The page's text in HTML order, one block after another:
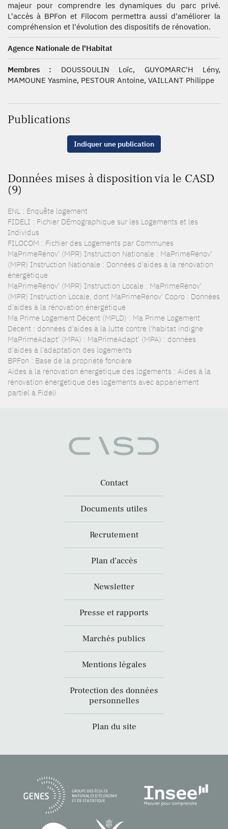
majeur pour comprendre les dynamiques du parc privé.
L'accès à BPFon et Filocom permettra aussi d'améliorer la
compréhension et l'évolution des dispositifs de rénovation.
Agence Nationale de l'Habitat
Membres : DOUSSOULIN Loïc, GUYOMARC'H Lény,
MAMOUNE Yasmine, PESTOUR Antoine, VAILLANT Philippe
Publications
Indiquer une publication
Données mises à disposition via le CASD
(9)
ENL : Enquête logement
FIDELI : Fichier DÉmographique sur les Logements et les
Individus
FILOCOM : Fichier des Logements par Communes
MaPrimeRénov' (MPR) Instruction Nationale : MaPrimeRénov'
(MPR) Instruction Nationale : Données d'aides à la rénovation
énergétique
MaPrimeRénov' (MPR) Instruction Locale : MaPrimeRénov'
(MPR) Instruction Locale, dont MaPrimeRénov' Copro : Données
d'aides à la rénovation énergétique
Ma Prime Logement Décent (MPLD) : Ma Prime Logement
Décent : données d'aides à la lutte contre l'habitat indigne
MaPrimeAdapt' (MPA) : MaPrimeAdapt' (MPA) : données
d'aides à l'adaptation des logements
BPFon : Base de la propriété foncière
Aides à la rénovation énergétique des logements : Aides à la
rénovation énergétique des logements avec appariement
partiel à Fideli
Contact
Documents utiles
Recrutement
Plan d’accès
Newsletter
Presse et rapports
Marchés publics
Mentions légales
Protection des données
personnelles
Plan du site